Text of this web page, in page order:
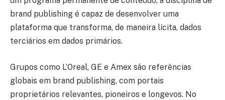
brand publishing é capaz de desenvolver uma
plataforma que transforma, de maneira lícita, dados
terciários em dados primários.
Grupos como L’Oreal, GE e Amex são referências
globais em brand publishing, com portais
proprietários relevantes, pioneiros e longevos. No